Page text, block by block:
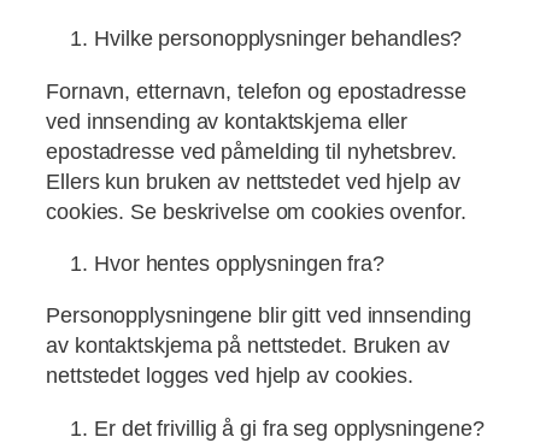
Hvilke personopplysninger behandles?
Fornavn, etternavn, telefon og epostadresse
ved innsending av kontaktskjema eller
epostadresse ved påmelding til nyhetsbrev.
Ellers kun bruken av nettstedet ved hjelp av
cookies. Se beskrivelse om cookies ovenfor.
Hvor hentes opplysningen fra?
Personopplysningene blir gitt ved innsending
av kontaktskjema på nettstedet. Bruken av
nettstedet logges ved hjelp av cookies.
Er det frivillig å gi fra seg opplysningene?